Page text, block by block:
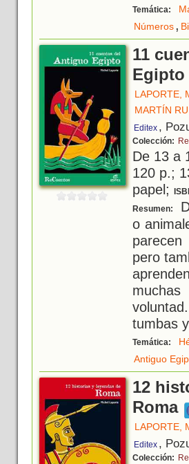
Temática:
Números,
11
Egipto
LAPORTE,
MARTÍN
Editex ,
Colección:
De 13 a
120 p.;
papel;
Resumen:
o
pero
tumbas
Temática:
Antiguo
12
Roma
LAPORTE,
Editex ,
Colección: